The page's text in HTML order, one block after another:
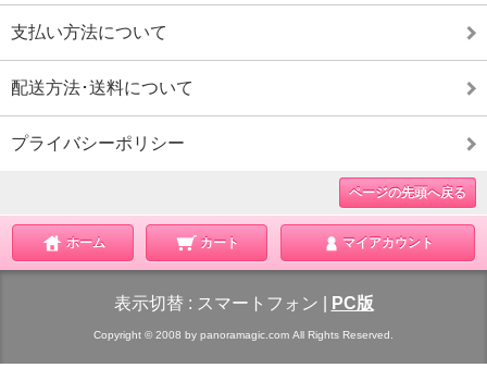
支払い方法について
配送方法･送料について
プライバシーポリシー
ページの先頭へ戻る
ホーム カート マイアカウント
表示切替 : スマートフォン PC版
Copyright © 2008 by panoramagic.com All Rights Reserved.